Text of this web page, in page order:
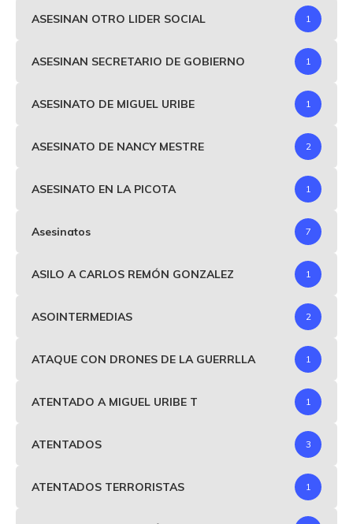
ASESINAN OTRO LIDER SOCIAL 1
ASESINAN SECRETARIO DE GOBIERNO 1
ASESINATO DE MIGUEL URIBE 1
ASESINATO DE NANCY MESTRE 2
ASESINATO EN LA PICOTA 1
Asesinatos 7
ASILO A CARLOS REMÓN GONZALEZ 1
ASOINTERMEDIAS 2
ATAQUE CON DRONES DE LA GUERRLLA 1
ATENTADO A MIGUEL URIBE T 1
ATENTADOS 3
ATENTADOS TERRORISTAS 1